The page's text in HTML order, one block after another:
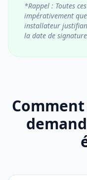
*Rappel : Toutes
impérativement
installateur
la date de